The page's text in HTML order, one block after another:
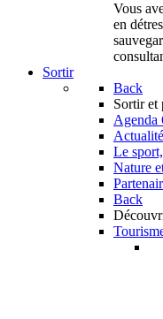
Vous
en
Sortir
Back
Sortir et
Agenda
Le
Nature
Back